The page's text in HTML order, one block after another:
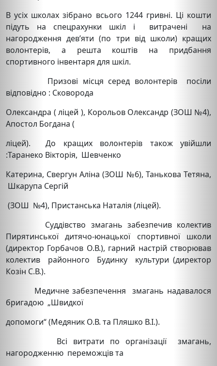
В усіх школах зібрано всього 1244 гривні. Ці кошти
підуть на спецрахунки шкіл і витрачені на
нагородження дев’яти (по три від школи) кращих
волонтерів, а решта коштів на придбання
спортивного інвентаря для шкіл.
Призові місця серед волонтерів посіли
відповідно : Сковорода
Олександра ( ліцей ), Корольов Олександр (ЗОШ №4),
Апостол Богдана (
ліцей). До кращих волонтерів також увійшли
:Таранеко Вікторія, Шевченко
Катерина, Свергун Аліна (ЗОШ №6), Танькова Тетяна,
Шкарупа Сергій
(ЗОШ №4), Пристанська Наталія (ліцей).
Суддівство змагань забезпечив колектив
Пирятинської дитячо-юнацької спортивної школи
(директор Горбачов О.В.), гарний настрій створював
колектив районного Будинку культури (директор
Козін С.В.).
Медичне забезпечення змагань надавалося
бригадою „Швидкої
допомоги“ (Медяник О.В. та Пляшко В.І.).
Всі витрати по організації змагань,
нагородженню переможців та